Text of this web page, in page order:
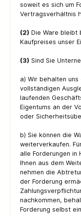
soweit es sich um
Vertragsverhältnis
(2) Die Ware bleibt
Kaufpreises unser
(3) Sind Sie
a) Wir behalten uns
vollständigen
laufenden
Eigentums an der
oder
b) Sie können die
weiterverkaufen.
alle Forderungen in
Ihnen aus dem
nehmen die
der Forderung
nachkommen,
Forderung selbst